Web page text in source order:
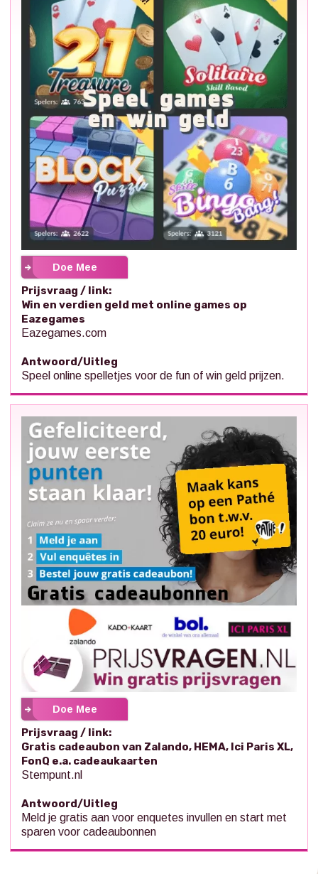
Doe Mee
Prijsvraag / link:
Win en verdien geld met online games op
Eazegames
Eazegames.com
Antwoord/Uitleg
Speel online spelletjes voor de fun of win geld prijzen.
Doe Mee
Prijsvraag / link:
Gratis cadeaubon van Zalando, HEMA, Ici Paris XL,
FonQ e.a. cadeaukaarten
Stempunt.nl
Antwoord/Uitleg
Meld je gratis aan voor enquetes invullen en start met
sparen voor cadeaubonnen